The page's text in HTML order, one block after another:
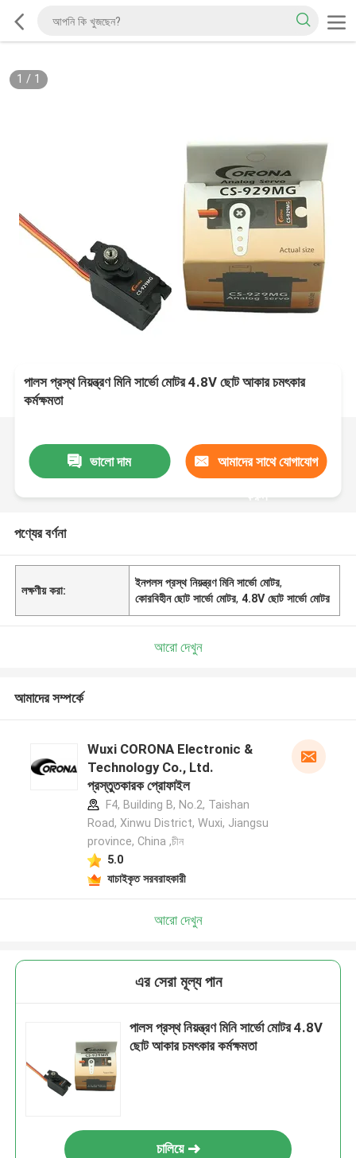
1 / 1
পালস প্রস্থ নিয়ন্ত্রণ মিনি সার্ভো মোটর 4.8V ছোট আকার চমৎকার
কর্মক্ষমতা
ভালো দাম আমাদের সাথে যোগাযোগ
করুন
পণ্যের বর্ণনা
লক্ষণীয় করা:
ইনপলস প্রস্থ নিয়ন্ত্রণ মিনি সার্ভো মোটর,
কোরবিহীন ছোট সার্ভো মোটর,4.8V ছোট সার্ভো মোটর
আরো দেখুন
আমাদের সম্পর্কে
Wuxi CORONA Electronic &
Technology Co., Ltd.
প্রস্তুতকারক প্রোফাইল
F4, Building B, No.2, Taishan
Road, Xinwu District, Wuxi, Jiangsu
province, China ,চীন
5.0
যাচাইকৃত সরবরাহকারী
আরো দেখুন
এর সেরা মূল্য পান
পালস প্রস্থ নিয়ন্ত্রণ মিনি সার্ভো মোটর 4.8V
ছোট আকার চমৎকার কর্মক্ষমতা
চালিয়ে